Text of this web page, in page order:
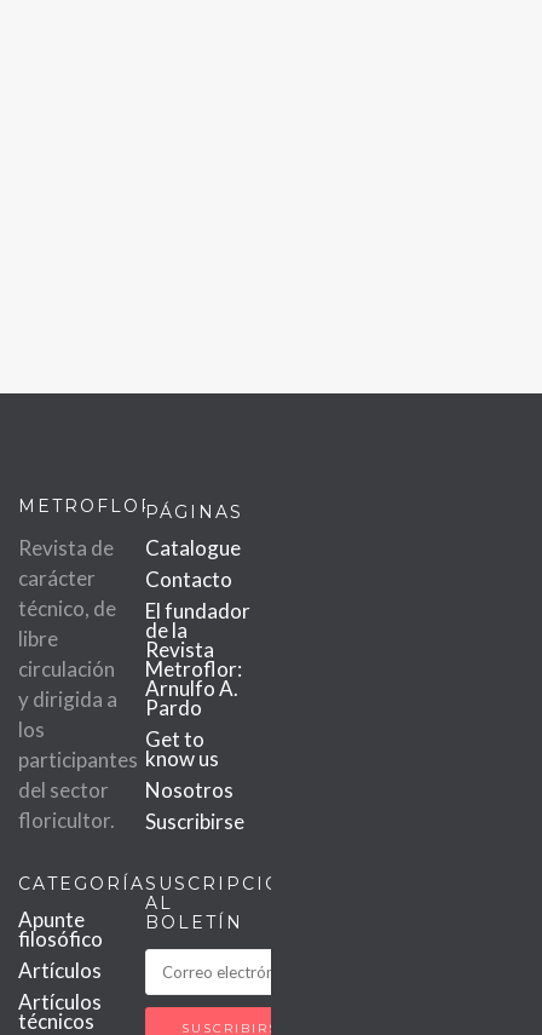
METROFLOR
Revista de
carácter
técnico, de
libre
circulación
y dirigida a
los
participantes
del sector
floricultor.
PÁGINAS
Catalogue
Contacto
El fundador
de la
Revista
Metroflor:
Arnulfo A.
Pardo
Get to
know us
Nosotros
Suscribirse
CATEGORÍAS
Apunte
filosófico
Artículos
Artículos
técnicos
SUSCRIPCIÓN
AL
BOLETÍN